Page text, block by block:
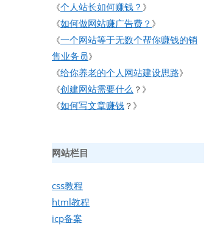
《个人站长如何赚钱？ 》
《如何做网站赚广告费？ 》
《一个网站等于无数个帮你赚钱的销
售业务员》
《给你养老的个人网站建设思路》
《创建网站需要什么 ？》
《如何写文章赚钱 ？》
网站栏目
css教程
html教程
icp备案